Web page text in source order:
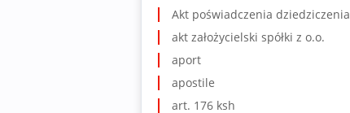
Akt poświadczenia dziedziczenia
akt założycielski spółki z o.o.
aport
apostile
art. 176 ksh